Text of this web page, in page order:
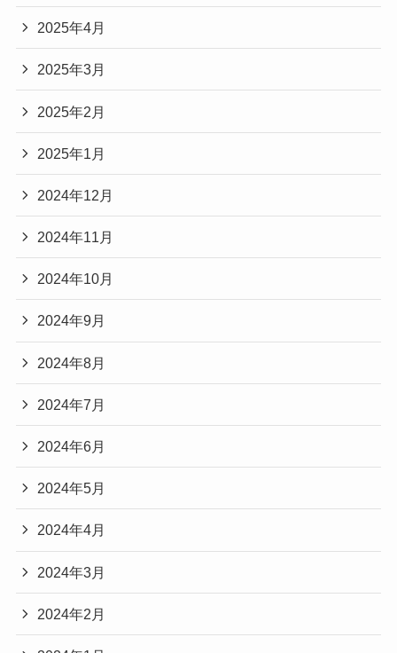
2025年4月
2025年3月
2025年2月
2025年1月
2024年12月
2024年11月
2024年10月
2024年9月
2024年8月
2024年7月
2024年6月
2024年5月
2024年4月
2024年3月
2024年2月